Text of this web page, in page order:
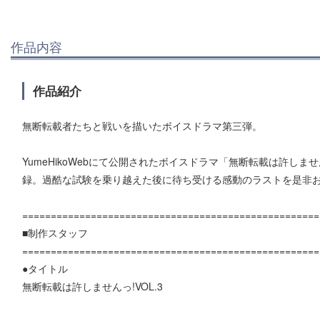
作品内容
作品紹介
無断転載者たちと戦いを描いたボイスドラマ第三弾。
YumeHikoWebにて公開されたボイスドラマ「無断転載は許しま
録。過酷な試験を乗り越えた後に待ち受ける感動のラストを是非
■制作スタッフ
●タイトル
無断転載は許しませんっ!VOL.3